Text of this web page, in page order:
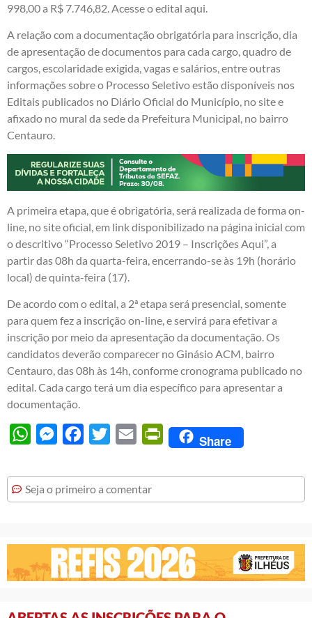
998,00 a R$ 7.746,82.Acesse o edital aqui.
A relação com a documentação obrigatória para inscrição, dia
de apresentação de documentos para cada cargo, quadro de
cargos, escolaridade exigida, vagas e salários, entre outras
informações sobre o Processo Seletivo estão disponíveis nos
Editais publicados no Diário Oficial do Município, nositee
afixado no mural da sede da Prefeitura Municipal, no bairro
Centauro.
A primeira etapa, que é obrigatória, será realizada de forma on-
line, no site oficial, em link disponibilizado na página inicial com
o descritivo “Processo Seletivo 2019 – Inscrições Aqui”, a
partir das 08h da quarta-feira, encerrando-se às 19h (horário
local) de quinta-feira (17).
De acordo com o edital, a 2ª etapa será presencial, somente
para quem fez a inscrição on-line, e servirá para efetivar a
inscrição por meio da apresentação da documentação. Os
candidatos deverão comparecer no Ginásio ACM, bairro
Centauro, das 08h às 14h, conforme cronograma publicado no
edital. Cada cargo terá um dia específico para apresentar a
documentação.
WhatsAppMessengerFacebook
Twitter Email PrintFriendly
Share
Seja o primeiro a comentar